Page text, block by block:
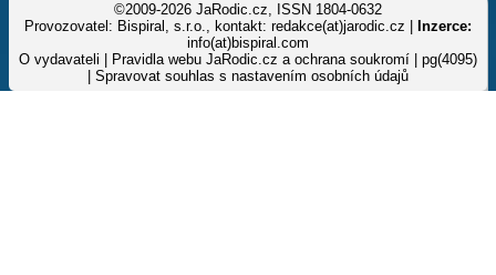
©2009-2026 JaRodic.cz, ISSN 1804-0632
Provozovatel: Bispiral, s.r.o., kontakt: redakce(at)jarodic.cz |
Inzerce:
info(at)bispiral.com
O vydavateli
Pravidla webu JaRodic.cz a ochrana soukromí | pg(4095)
Spravovat souhlas s nastavením osobních údajů